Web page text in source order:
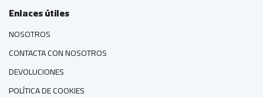
Enlaces útiles
NOSOTROS
CONTACTA CON NOSOTROS
DEVOLUCIONES
POLÍTICA DE COOKIES